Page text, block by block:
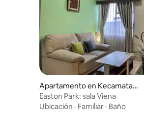
Apartamento en Kecamatan
Jatinangor
Easton Park: sala Viena
Ubicación · Familiar · Baño